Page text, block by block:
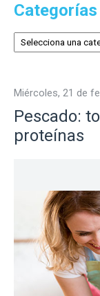
Categorías
miércoles, 21 de
Pescado:
proteínas